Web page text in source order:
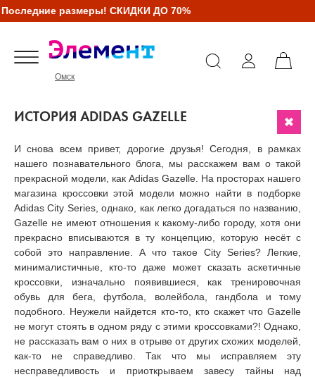
размеры! СКИДКИ ДО 70%
Омск
ИСТОРИЯ ADIDAS GAZELLE
И снова всем привет, дорогие друзья! Сегодня, в рамках
нашего познавательного блога, мы расскажем вам о такой
прекрасной модели, как Adidas Gazelle. На просторах нашего
магазина кроссовки этой модели можно найти в подборке
Adidas City Series, однако, как легко догадаться по названию,
Gazelle не имеют отношения к какому-либо городу, хотя они
прекрасно вписываются в ту концепцию, которую несёт с
собой это направление. А что такое City Series? Легкие,
минималистичные, кто-то даже может сказать аскетичные
кроссовки, изначально появившиеся, как тренировочная
обувь для бега, футбола, волейбола, гандбола и тому
подобного. Неужели найдется кто-то, кто скажет что Gazelle
не могут стоять в одном ряду с этими кроссовками?! Однако,
не рассказать вам о них в отрыве от других схожих моделей,
как-то не справедливо. Так что мы исправляем эту
несправедливость и приоткрываем завесу тайны над